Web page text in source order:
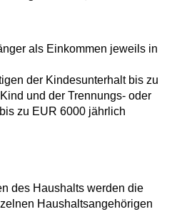
als Einkommen jeweils in
der Kindesunterhalt bis zu
und der Trennungs- oder
zu EUR 6000 jährlich
des Haushalts werden die
Haushaltsangehörigen